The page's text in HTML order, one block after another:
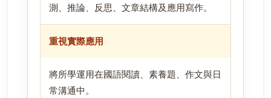
測、推論、反思、文章結構及應用寫作。
重視實際應用
將所學運用在國語閱讀、素養題、作文與日
常溝通中。